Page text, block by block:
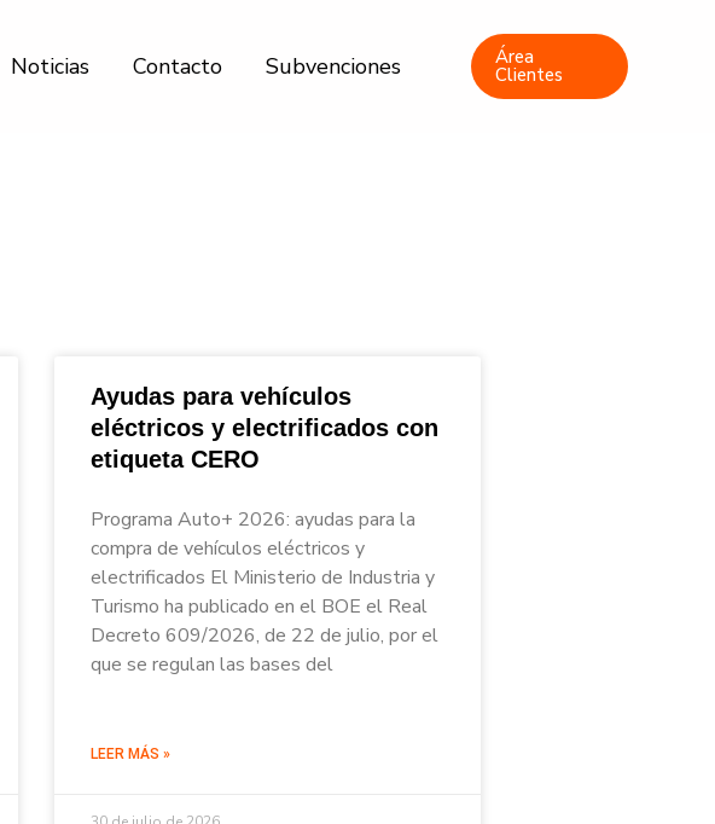
Noticias Contacto Subvenciones Área
Clientes
Ayudas para vehículos
eléctricos y electrificados con
etiqueta CERO
Programa Auto+ 2026: ayudas para la
compra de vehículos eléctricos y
electrificados El Ministerio de Industria y
Turismo ha publicado en el BOE el Real
Decreto 609/2026, de 22 de julio, por el
que se regulan las bases del
LEER MÁS »